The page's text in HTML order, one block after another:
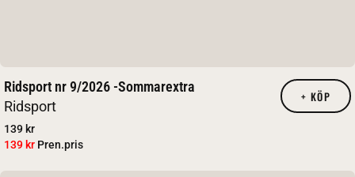
Ridsport nr 9/2026 -Sommarextra
Ridsport
139 kr
139 kr Pren.pris
+ KÖP